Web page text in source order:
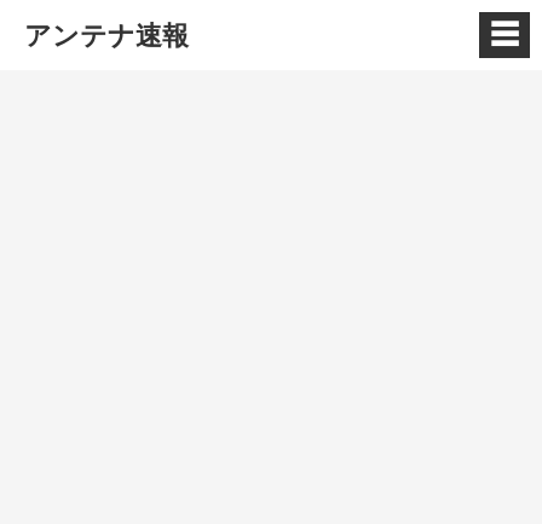
アンテナ速報 ☰